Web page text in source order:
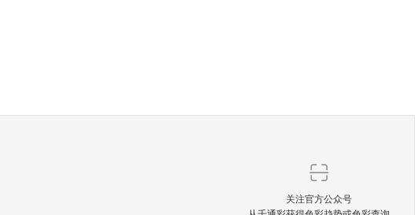
关注官方公众号